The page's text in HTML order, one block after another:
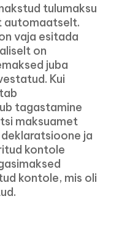
tulumaksu
automaatselt.
vaja esitada
on
juba
Kui
tagastamine
maksuamet
ja
kontole
kontole, mis oli